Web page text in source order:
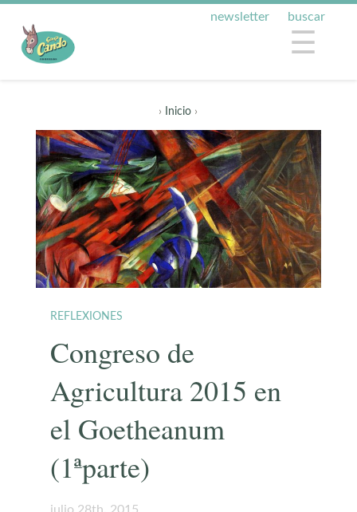
buscar
newsletter
☰
› Inicio ›
REFLEXIONES
Congreso de
Agricultura 2015 en
el Goetheanum
(1ªparte)